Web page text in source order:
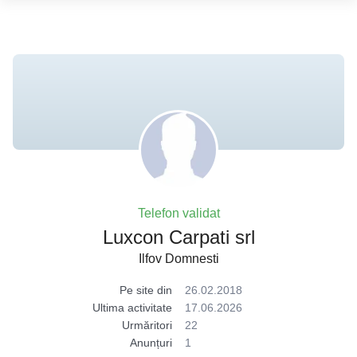
Telefon validat
Luxcon Carpati srl
Ilfov Domnesti
Pe site din
26.02.2018
Ultima activitate
17.06.2026
Urmăritori
22
Anunțuri
1